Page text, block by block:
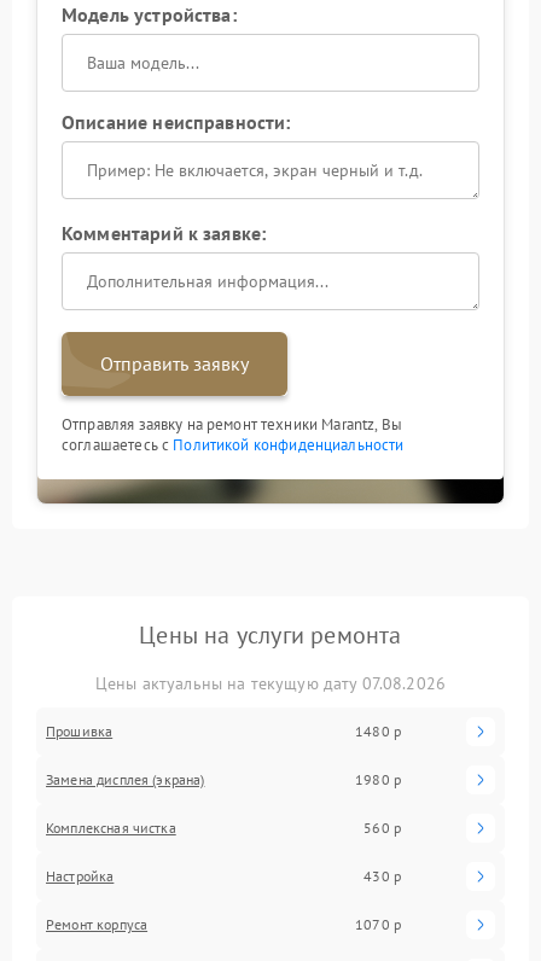
Модель устройства:
Описание неисправности:
Комментарий к заявке:
Отправить заявку
Отправляя заявку на ремонт техники Marantz, Вы
соглашаетесь с Политикой конфиденциальности
Цены на услуги ремонта
Цены актуальны на текущую дату 07.08.2026
Прошивка 1480 р
Замена дисплея (экрана) 1980 р
Комплексная чистка 560 р
Настройка 430 р
Ремонт корпуса 1070 р